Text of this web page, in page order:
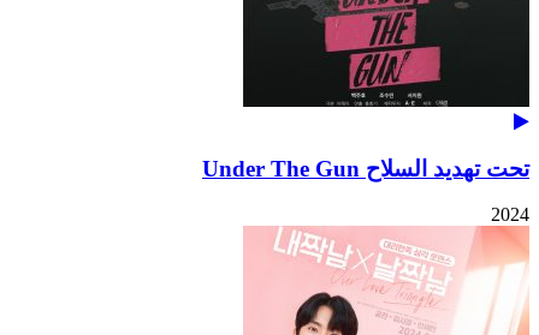
تحت تهديد السلاح Under The Gun
2024